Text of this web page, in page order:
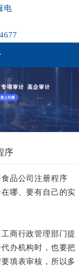
电
序
品公司注册程序
哪、要有自己的实
商行政管理部门提
办机构时，也要把
填表审核，所以多